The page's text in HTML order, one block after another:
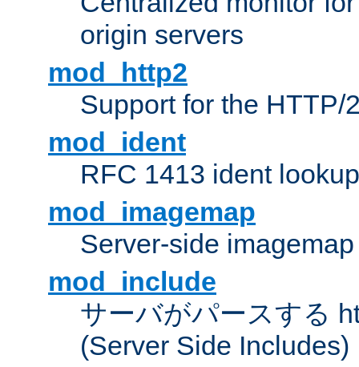
origin servers
mod_http2
Support for the HTTP/
mod_ident
RFC 1413 ident
mod_imagemap
Server-side
mod_include
サーバがパースする
(Server Side Includes)